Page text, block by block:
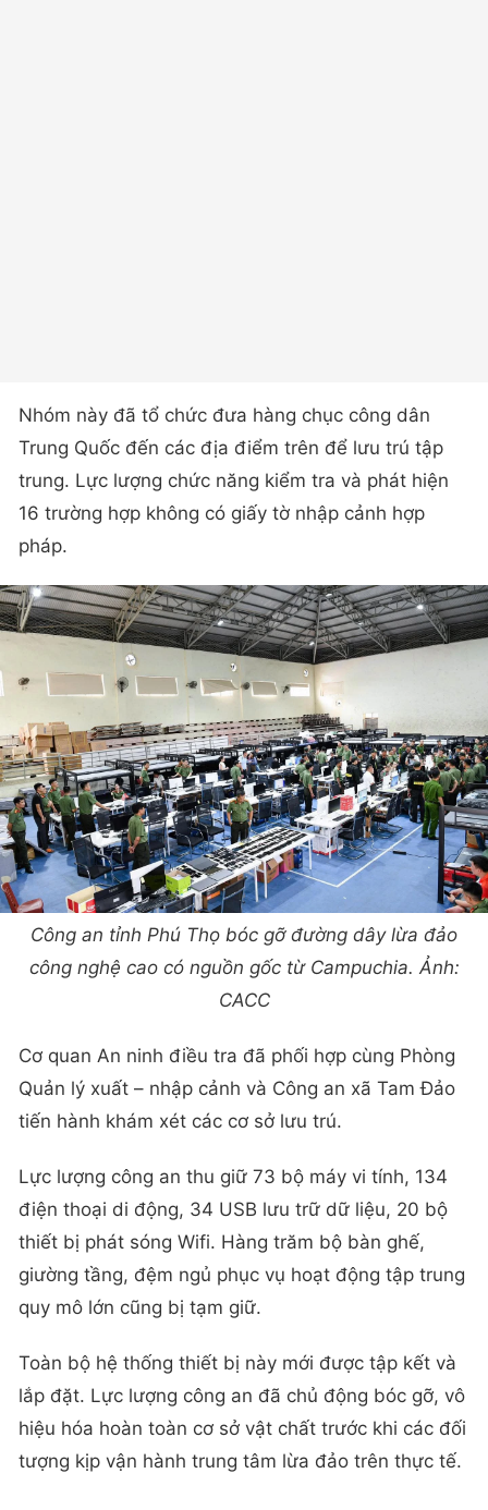
​Nhóm này đã tổ chức đưa hàng chục công dân
Trung Quốc đến các địa điểm trên để lưu trú tập
trung. Lực lượng chức năng kiểm tra và phát hiện
16 trường hợp không có giấy tờ nhập cảnh hợp
pháp.
Công an tỉnh Phú Thọ bóc gỡ đường dây lừa đảo
công nghệ cao có nguồn gốc từ Campuchia. Ảnh:
CACC
​Cơ quan An ninh điều tra đã phối hợp cùng Phòng
Quản lý xuất – nhập cảnh và Công an xã Tam Đảo
tiến hành khám xét các cơ sở lưu trú.
​Lực lượng công an thu giữ 73 bộ máy vi tính, 134
điện thoại di động, 34 USB lưu trữ dữ liệu, 20 bộ
thiết bị phát sóng Wifi. Hàng trăm bộ bàn ghế,
giường tầng, đệm ngủ phục vụ hoạt động tập trung
quy mô lớn cũng bị tạm giữ.
​Toàn bộ hệ thống thiết bị này mới được tập kết và
lắp đặt. Lực lượng công an đã chủ động bóc gỡ, vô
hiệu hóa hoàn toàn cơ sở vật chất trước khi các đối
tượng kịp vận hành trung tâm lừa đảo trên thực tế.